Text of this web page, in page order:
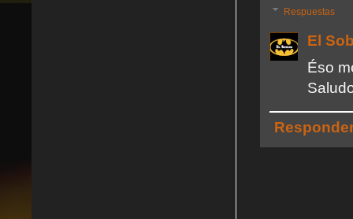
Respuestas
El
Éso